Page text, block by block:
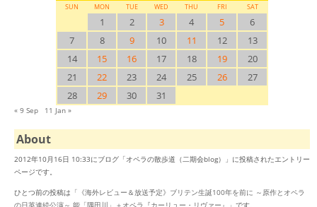
SUN MON TUE WED THU FRI SAT
1 2 3 4 5
6
7
8 9 10 11 12
13
14
15 16 17 18 19
20
21
22 23 24 25 26
27
28
29 30 31
« 9 Sep 11 Jan »
About
2012年10月16日 10:33にブログ「オペラの散歩道（二期会blog）」に投稿されたエントリー
ページです。
ひとつ前の投稿は「 《海外レビュー＆放送予定》ブリテン生誕100年を前に ～原作とオペラ
の日英連続公演～ 能「隅田川」＋オペラ『カーリュー・リヴァー』
」です。